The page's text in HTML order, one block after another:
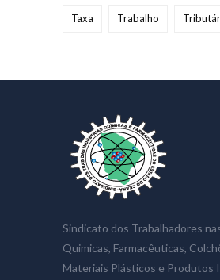
Taxa Trabalho
Sindicato dos Trabalhadores
Quimicas, Farmacêuticas,
Materiais Plásticos e Produtos